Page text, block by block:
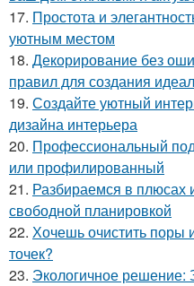
17. Простота и
уютным местом
18. Декорирование без
правил для создания
19. Создайте уютный
дизайна интерьера
20. Профессиональный
или профилированный
21. Разбираемся в плюсах
свободной планировкой
22. Хочешь очистить поры
точек?
23. Экологичное решение: